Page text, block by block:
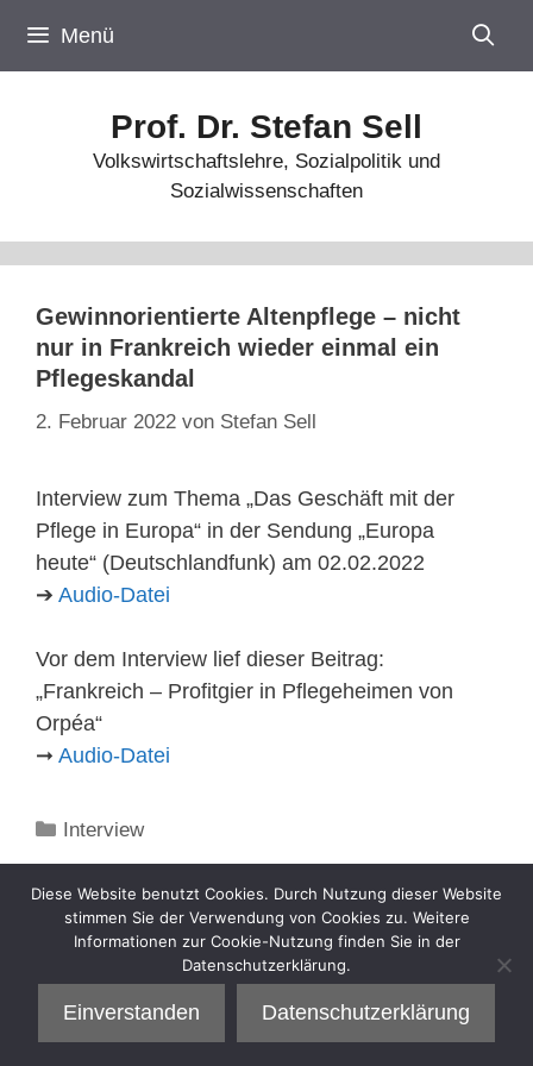
Inhalt
springen
Menü
Prof. Dr. Stefan Sell
Volkswirtschaftslehre, Sozialpolitik und
Sozialwissenschaften
Gewinnorientierte Altenpflege – nicht
nur in Frankreich wieder einmal ein
Pflegeskandal
2. Februar 2022 von Stefan Sell
Interview zum Thema „Das Geschäft mit der
Pflege in Europa“ in der Sendung „Europa
heute“ (Deutschlandfunk) am 02.02.2022
➔ Audio-Datei
Vor dem Interview lief dieser Beitrag:
„Frankreich – Profitgier in Pflegeheimen von
Orpéa“
➞ Audio-Datei
Kategorien
Interview
Diese Website benutzt Cookies. Durch Nutzung dieser Website
stimmen Sie der Verwendung von Cookies zu. Weitere
Informationen zur Cookie-Nutzung finden Sie in der
Datenschutzerklärung.
Einverstanden Datenschutzerklärung